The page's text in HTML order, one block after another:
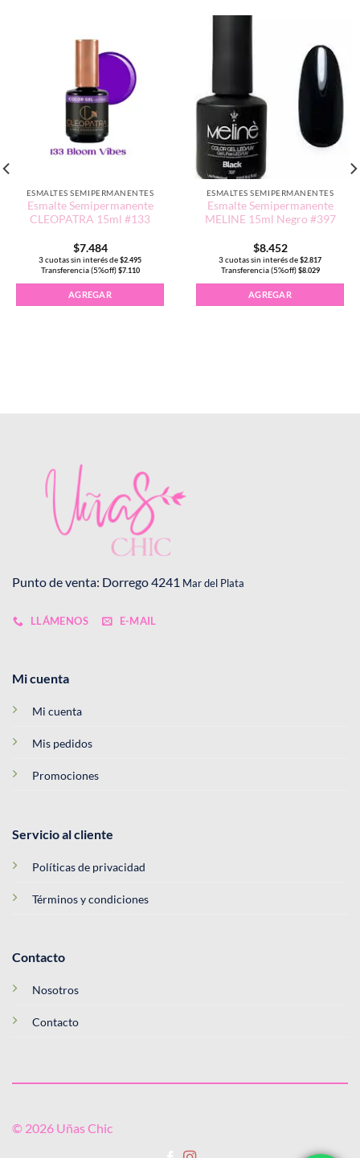
ESMALTES SEMIPERMANENTES
Esmalte Semipermanente
CLEOPATRA 15ml #133
$7.484
3 cuotas sin interés de $2.495
Transferencia (5%off) $7.110
AGREGAR
ESMALTES SEMIPERMANENTES
Esmalte Semipermanente
MELINE 15ml Negro #397
$8.452
3 cuotas sin interés de $2.817
Transferencia (5%off) $8.029
AGREGAR
#226-A Via Lactea Rosa cantidad
Punto de venta: Dorrego 4241 Mar del Plata
LLÁMENOS E-MAIL
Mi cuenta
Mi cuenta
Mis pedidos
Promociones
Servicio al cliente
Políticas de privacidad
Términos y condiciones
Contacto
Nosotros
Contacto
© 2026 Uñas Chic